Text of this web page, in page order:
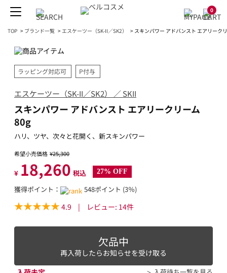
0
TOP > ブランド一覧 > エスケーツー（SK-II／SK2） > スキンパワー アドバンスト エアリーク
ラッピング対応可 P付与
エスケーツー（SK-II／SK2） ／ SKII
スキンパワー アドバンスト エアリークリーム
80g
ハリ、ツヤ、次々と花開く、新スキンパワー
希望小売価格 ¥25,300
¥ 18,260 税込 27% OFF
獲得ポイント： 548ポイント (3％)
4.9 | レビュー: 14件
欠品中
再入荷したらお知らせを受け取る